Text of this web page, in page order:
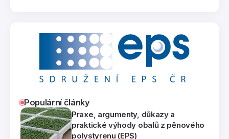
Populární články
Praxe, argumenty, důkazy a
praktické výhody obalů z pěnového
polystyrenu (EPS)